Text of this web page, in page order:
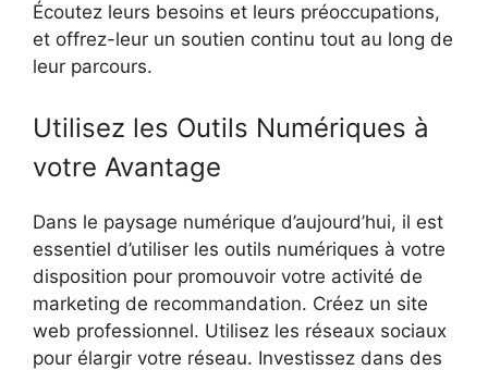
Écoutez leurs besoins et leurs préoccupations,
et offrez-leur un soutien continu tout au long de
leur parcours.
Utilisez les Outils Numériques à
votre Avantage
Dans le paysage numérique d’aujourd’hui, il est
essentiel d’utiliser les outils numériques à votre
disposition pour promouvoir votre activité de
marketing de recommandation. Créez un site
web professionnel. Utilisez les réseaux sociaux
pour élargir votre réseau. Investissez dans des